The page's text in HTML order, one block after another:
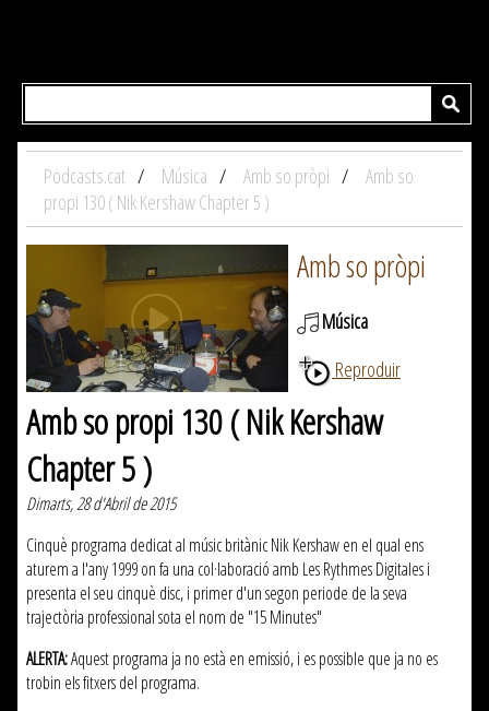
Podcasts.cat Música Amb so pròpi
Amb so
propi 130 ( Nik Kershaw Chapter 5 )
Amb so pròpi
Música
Reproduir
Amb so propi 130 ( Nik Kershaw
Chapter 5 )
Dimarts, 28 d'Abril de 2015
Cinquè programa dedicat al músic britànic Nik Kershaw en el qual ens
aturem a l'any 1999 on fa una col·laboració amb Les Rythmes Digitales i
presenta el seu cinquè disc, i primer d'un segon periode de la seva
trajectòria professional sota el nom de "15 Minutes"
ALERTA:Aquest programa ja no està en emissió, i es possible que ja no es
trobin els fitxers del programa.